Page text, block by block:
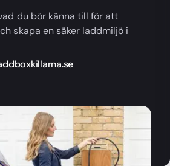
du bör känna till för att
skapa en säker laddmiljö i